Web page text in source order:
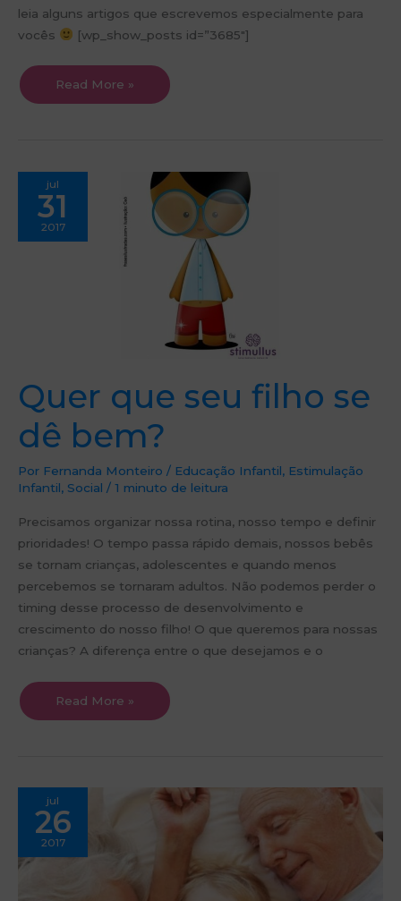
leia alguns artigos que escrevemos especialmente para
vocês
[wp_show_posts id=”3685″]
Read More »
jul
31
2017
Quer que seu filho se
dê bem?
Por Fernanda Monteiro / Educação Infantil, Estimulação
Infantil, Social / 1 minuto de leitura
Precisamos organizar nossa rotina, nosso tempo e definir
prioridades! O tempo passa rápido demais, nossos bebês
se tornam crianças, adolescentes e quando menos
percebemos se tornaram adultos. Não podemos perder o
timing desse processo de desenvolvimento e
crescimento do nosso filho! O que queremos para nossas
crianças? A diferença entre o que desejamos e o
Quer
que
seu
se
dê
bem?
Read More »
jul
26
2017
Dia
dos
Avós
–
Parabéns
Vovô
e